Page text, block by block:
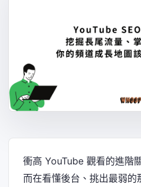
衝高 YouTube 觀看的進階
而在看懂後台、挑出最弱的